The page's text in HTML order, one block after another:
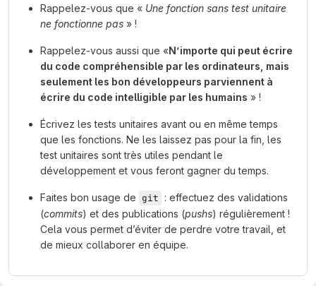
Rappelez-vous que « Une fonction sans test unitaire
ne fonctionne pas » !
Rappelez-vous aussi que «N’importe qui peut écrire
du code compréhensible par les ordinateurs, mais
seulement les bon développeurs parviennent à
écrire du code intelligible par les humains » !
Écrivez les tests unitaires avant ou en même temps
que les fonctions. Ne les laissez pas pour la fin, les
test unitaires sont très utiles pendant le
développement et vous feront gagner du temps.
Faites bon usage de git : effectuez des validations
(commits) et des publications (pushs) régulièrement !
Cela vous permet d’éviter de perdre votre travail, et
de mieux collaborer en équipe.